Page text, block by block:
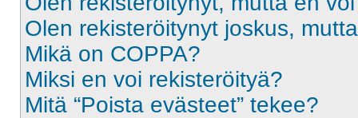
Olen rekisteröitynyt joskus,
Mikä on COPPA?
Miksi en voi rekisteröityä?
Mitä “Poista evästeet” tekee?